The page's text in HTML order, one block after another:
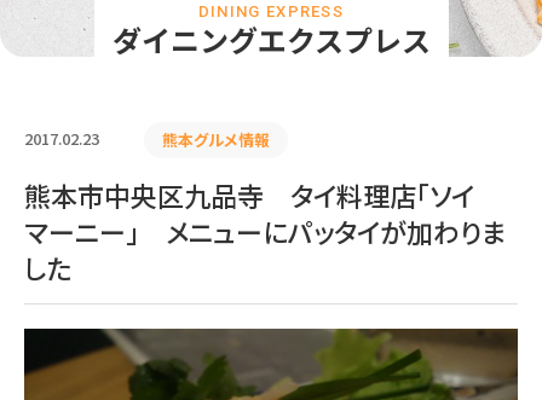
ダイニングエクスプレス
DINING EXPRESS
2017.02.23 熊本グルメ情報
熊本市中央区九品寺 タイ料理店「ソイ
マーニー」 メニューにパッタイが加わりま
した